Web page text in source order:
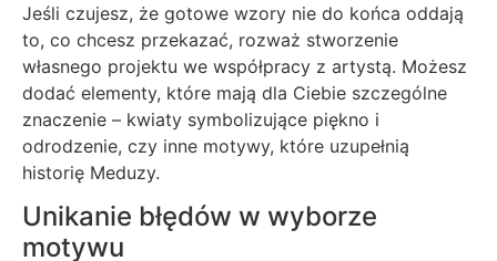
Jeśli czujesz, że gotowe wzory nie do końca oddają
to, co chcesz przekazać, rozważ stworzenie
własnego projektu we współpracy z artystą. Możesz
dodać elementy, które mają dla Ciebie szczególne
znaczenie – kwiaty symbolizujące piękno i
odrodzenie, czy inne motywy, które uzupełnią
historię Meduzy.
Unikanie błędów w wyborze
motywu